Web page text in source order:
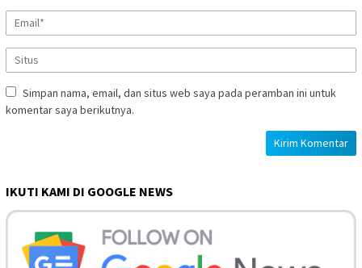
Simpan nama, email, dan situs web saya pada peramban ini untuk
komentar saya berikutnya.
IKUTI KAMI DI GOOGLE NEWS